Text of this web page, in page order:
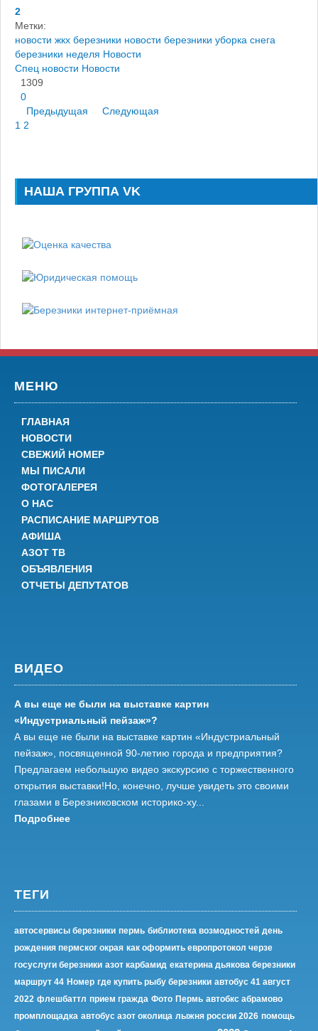
2
Метки:
новости жкх березники новости березники уборка снега
березники неделя Новости
Спец новости Новости
1309
0
Предыдущая
Следующая
1 2
НАША ГРУППА VK
МЕНЮ
ГЛАВНАЯ
НОВОСТИ
СВЕЖИЙ НОМЕР
МЫ ПИСАЛИ
ФОТОГАЛЕРЕЯ
О НАС
РАСПИСАНИЕ МАРШРУТОВ
АФИША
АЗОТ ТВ
ОБЪЯВЛЕНИЯ
ОТЧЕТЫ ДЕПУТАТОВ
ВИДЕО
А вы еще не были на выставке картин
«Индустриальный пейзаж»?
А вы еще не были на выставке картин «Индустриальный
пейзаж», посвященной 90-летию города и предприятия?
Предлагаем небольшую видео экскурсию с торжественного
открытия выставки!Но, конечно, лучше увидеть это своими
глазами в Березниковском историко-ху...
Подробнее
ТЕГИ
автосервисы березники пермь библиотека возмодностей день
рождения пермског окрая как оформить европротокол черзе
госуслуги березники азот карбамид екатерина дьякова березники
маршрут 44 Номер где купить рыбу березники автобус 41 август
2022 флешбаттл прием гражда Фото Пермь автобкс абрамово
промплощадка автобус азот околица лыжня россии 2026 помощь